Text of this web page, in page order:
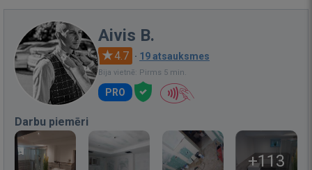
Aivis B.
4.7 · 19 atsauksmes
Bija vietnē: Pirms 5 min.
PRO
Darbu piemēri
+113